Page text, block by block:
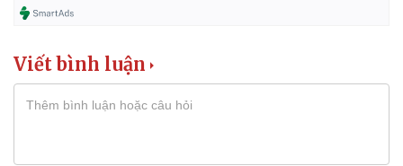
Viết bình luận